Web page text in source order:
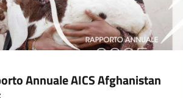
Annuale AICS Afghanistan